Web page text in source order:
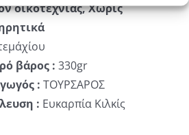
οικοτεχνίας, Χωρίς
βάρος : 330gr
: ΤΟΥΡΣΑΡΟΣ
: Ευκαρπία Κιλκίς